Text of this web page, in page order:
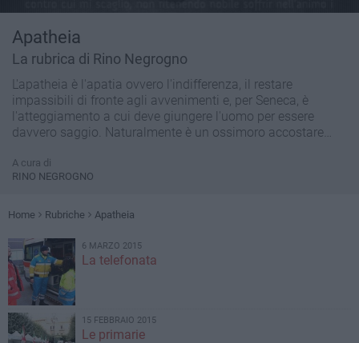
Apatheia
La rubrica di Rino Negrogno
L'apatheia è l'apatia ovvero l'indifferenza, il restare
impassibili di fronte agli avvenimenti e, per Seneca, è
l'atteggiamento a cui deve giungere l'uomo per essere
davvero saggio. Naturalmente è un ossimoro accostare
di aver raggiunto l'ambito traguardo di Seneca. L'apatia è
piuttosto l'oggetto polemico contro cui mi scaglio, non
fortuna ma prendendo armi contro un mare di affanni, per
richiamare la lezione di Walter Benjamin che dice dello
storico, o comunque dell'intellettuale, o comunque del
rivoluzionario che egli è per gli altri come il "segnalatore
d'incendio", colui che dice, che vede prima di altri una crisi,
una possibilità di azione e di salvezza.
A cura di
RINO NEGROGNO
Home Rubriche Apatheia
6 MARZO 2015
La telefonata
15 FEBBRAIO 2015
Le primarie